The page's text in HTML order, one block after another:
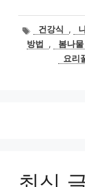
태
그
건강식 ,
방법
, 봄나물
요리